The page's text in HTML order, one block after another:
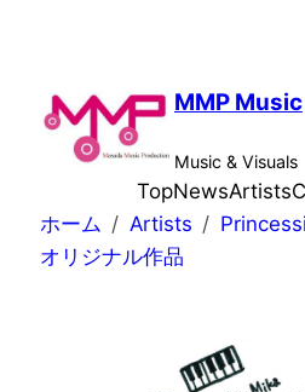
MMP Music
Music & Visuals
TopNewsArtists
ホーム
Artists
オリジナル作品